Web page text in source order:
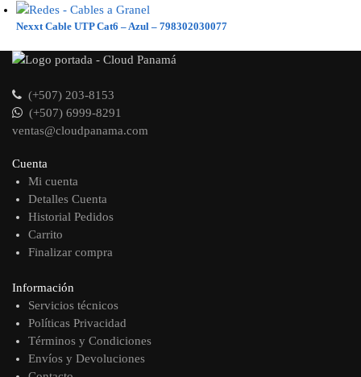
Nexxt Cable UTP Cat6 – Azul – 798302030077
(+507) 203-8153
(+507) 6999-8291
ventas@cloudpanama.com
Cuenta
Mi cuenta
Detalles Cuenta
Historial Pedidos
Carrito
Finalizar compra
Información
Servicios técnicos
Políticas Privacidad
Términos y Condiciones
Envíos y Devoluciones